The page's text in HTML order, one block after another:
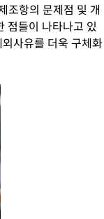
조항의 문제점 및 개
점들이 나타나고 있
사유를 더욱 구체화